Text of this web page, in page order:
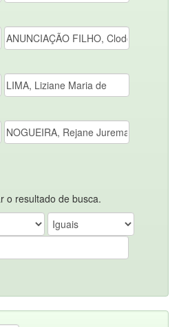
o resultado de busca.